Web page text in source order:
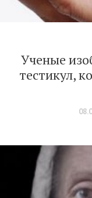
Ученые
тестикул,